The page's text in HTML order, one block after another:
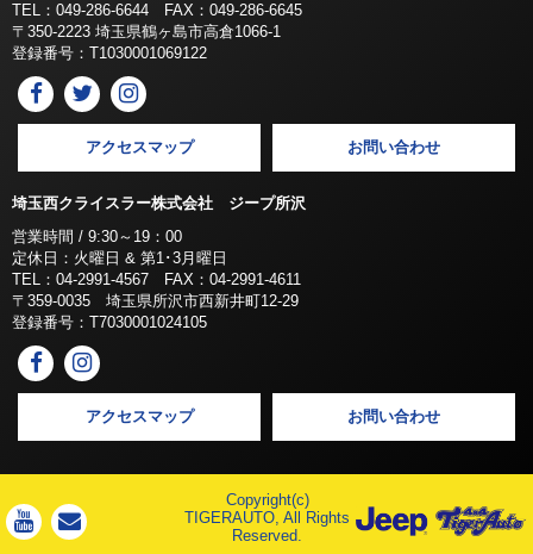
TEL：049-286-6644 FAX：049-286-6645
〒350-2223 埼玉県鶴ヶ島市高倉1066-1
登録番号：T1030001069122
アクセスマップ お問い合わせ
埼玉西クライスラー株式会社 ジープ所沢
営業時間 / 9:30～19：00
定休日：火曜日 & 第1･3月曜日
TEL：04-2991-4567 FAX：04-2991-4611
〒359-0035 埼玉県所沢市西新井町12-29
登録番号：T7030001024105
アクセスマップ お問い合わせ
Copyright(c)
TIGERAUTO, All Rights
Reserved.